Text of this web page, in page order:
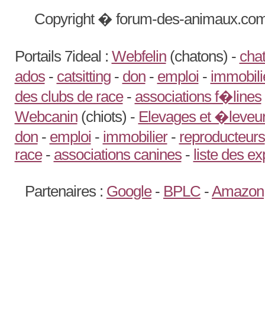
Copyright � forum-des-
Portails 7ideal : Webfelin(chatons) -
ados- catsitting- don- emploi -
des clubs de race- associations f�lines
Webcanin(chiots) - Elevages et
don- emploi - immobilier- reproducteurs
race- associations canines- liste des
Partenaires : Google- BPLC -Amazon